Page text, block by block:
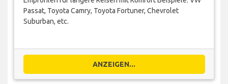
Passat, Toyota Camry, Toyota Fortuner, Chevrolet
Suburban, etc.
ANZEIGEN...